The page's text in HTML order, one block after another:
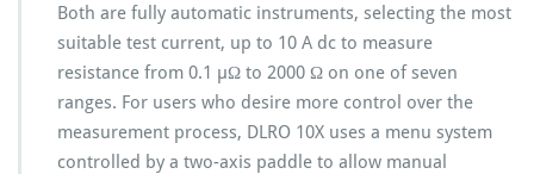
Both are fully automatic instruments, selecting the most
suitable test current, up to 10 A dc to measure
resistance from 0.1 µΩ to 2000 Ω on one of seven
ranges. For users who desire more control over the
measurement process, DLRO 10X uses a menu system
controlled by a two-axis paddle to allow manual